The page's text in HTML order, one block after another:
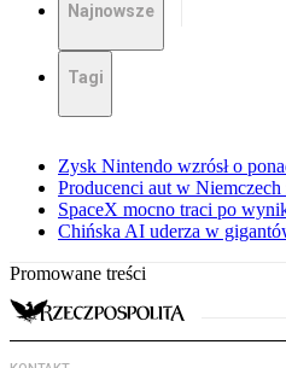
Najnowsze
Tagi
Zysk Nintendo wzrósł o
Producenci aut w Niemczech
SpaceX mocno traci po
Chińska AI uderza w
Promowane treści